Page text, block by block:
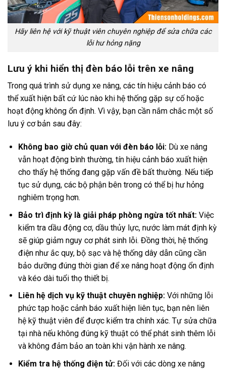
Hãy liên hệ với kỹ thuật viên chuyên nghiệp để sửa chữa các
lỗi hư hỏng nặng
Lưu ý khi hiển thị đèn báo lỗi trên xe nâng
Trong quá trình sử dụng xe nâng, các tín hiệu cảnh báo có
thể xuất hiện bất cứ lúc nào khi hệ thống gặp sự cố hoặc
hoạt động không ổn định. Vì vậy, bạn cần nắm chắc một số
lưu ý cơ bản sau đây:
Không bao giờ chủ quan với đèn báo lỗi:Dù xe nâng
vẫn hoạt động bình thường, tín hiệu cảnh báo xuất hiện
cho thấy hệ thống đang gặp vấn đề bất thường. Nếu tiếp
tục sử dụng, các bộ phận bên trong có thể bị hư hỏng
nghiêm trọng hơn.
Bảo trì định kỳ là giải pháp phòng ngừa tốt nhất: Việc
kiểm tra dầu động cơ, dầu thủy lực, nước làm mát định kỳ
sẽ giúp giảm nguy cơ phát sinh lỗi. Đồng thời, hệ thống
điện như ắc quy, bộ sạc và hệ thống dây dẫn cũng cần
bảo dưỡng đúng thời gian để xe nâng hoạt động ổn định
và kéo dài tuổi thọ thiết bị.
Liên hệ dịch vụ kỹ thuật chuyên nghiệp:Với những lỗi
phức tạp hoặc cảnh báo xuất hiện liên tục, bạn nên liên
hệ kỹ thuật viên để được kiểm tra chính xác. Tự sửa chữa
tại nhà nếu không đúng kỹ thuật có thể phát sinh thêm lỗi
và không đảm bảo an toàn khi vận hành xe nâng.
Kiểm tra hệ thống điện tử:Đối với các dòng xe nâng